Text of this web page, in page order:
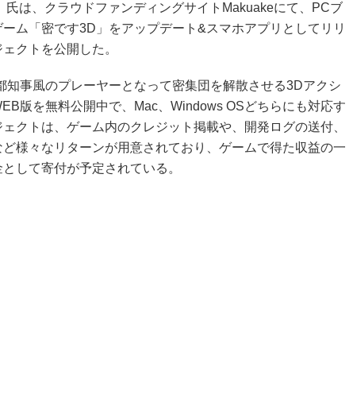
氏は、クラウドファンディングサイトMakuakeにて、PCブ
ム「密です3D」をアップデート&スマホアプリとしてリリ
クトを公開した。
事風のプレーヤーとなって密集団を解散させる3Dアクシ
版を無料公開中で、Mac、Windows OSどちらにも対応す
クトは、ゲーム内のクレジット掲載や、開発ログの送付、
様々なリターンが用意されており、ゲームで得た収益の一
して寄付が予定されている。